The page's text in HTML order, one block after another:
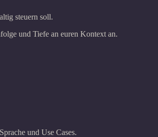
steuern soll.
und Tiefe an euren Kontext an.
und Use Cases.